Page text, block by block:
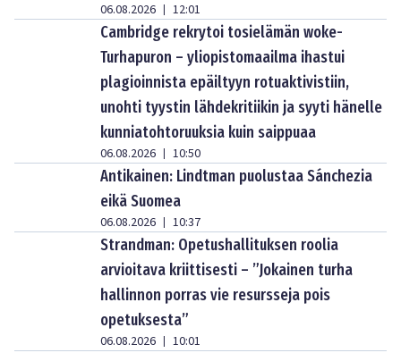
06.08.2026 | 12:01
Cambridge rekrytoi tosielämän woke-
Turhapuron – yliopistomaailma ihastui
plagioinnista epäiltyyn rotuaktivistiin,
unohti tyystin lähdekritiikin ja syyti hänelle
kunniatohtoruuksia kuin saippuaa
06.08.2026 | 10:50
Antikainen: Lindtman puolustaa Sánchezia
eikä Suomea
06.08.2026 | 10:37
Strandman: Opetushallituksen roolia
arvioitava kriittisesti – ”Jokainen turha
hallinnon porras vie resursseja pois
opetuksesta”
06.08.2026 | 10:01